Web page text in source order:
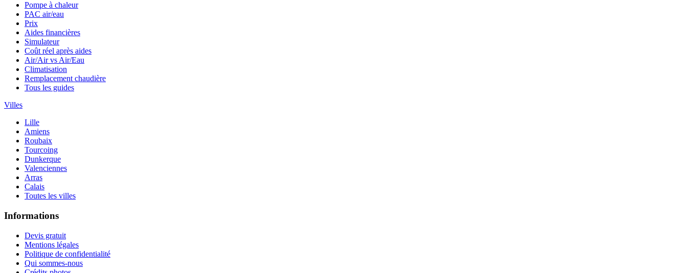
Pompe à chaleur
PAC air/eau
Prix
Aides financières
Simulateur
Coût réel après aides
Air/Air vs Air/Eau
Climatisation
Remplacement chaudière
Tous les guides
Villes
Lille
Amiens
Roubaix
Tourcoing
Dunkerque
Valenciennes
Arras
Calais
Toutes les villes
Informations
Devis gratuit
Mentions légales
Politique de confidentialité
Qui sommes-nous